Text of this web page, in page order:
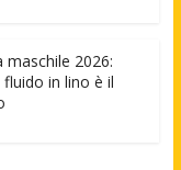
maschile 2026:
in lino è il